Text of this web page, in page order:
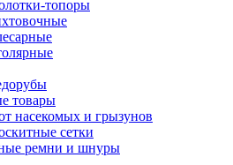
топоры
товары
насекомых и грызунов
сетки
ремни и шнуры